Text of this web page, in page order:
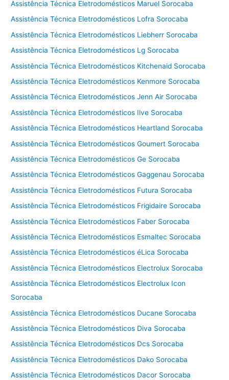
Assistência Técnica Eletrodomésticos Maruel Sorocaba
Assistência Técnica Eletrodomésticos Lofra Sorocaba
Assistência Técnica Eletrodomésticos Liebherr Sorocaba
Assistência Técnica Eletrodomésticos Lg Sorocaba
Assistência Técnica Eletrodomésticos Kitchenaid Sorocaba
Assistência Técnica Eletrodomésticos Kenmore Sorocaba
Assistência Técnica Eletrodomésticos Jenn Air Sorocaba
Assistência Técnica Eletrodomésticos Ilve Sorocaba
Assistência Técnica Eletrodomésticos Heartland Sorocaba
Assistência Técnica Eletrodomésticos Goumert Sorocaba
Assistência Técnica Eletrodomésticos Ge Sorocaba
Assistência Técnica Eletrodomésticos Gaggenau Sorocaba
Assistência Técnica Eletrodomésticos Futura Sorocaba
Assistência Técnica Eletrodomésticos Frigidaire Sorocaba
Assistência Técnica Eletrodomésticos Faber Sorocaba
Assistência Técnica Eletrodomésticos Esmaltec Sorocaba
Assistência Técnica Eletrodomésticos éLica Sorocaba
Assistência Técnica Eletrodomésticos Electrolux Sorocaba
Assistência Técnica Eletrodomésticos Electrolux Icon
Sorocaba
Assistência Técnica Eletrodomésticos Ducane Sorocaba
Assistência Técnica Eletrodomésticos Diva Sorocaba
Assistência Técnica Eletrodomésticos Dcs Sorocaba
Assistência Técnica Eletrodomésticos Dako Sorocaba
Assistência Técnica Eletrodomésticos Dacor Sorocaba